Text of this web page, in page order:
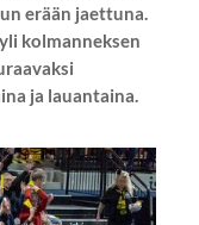
erään jaettuna.
kolmanneksen
ja lauantaina.